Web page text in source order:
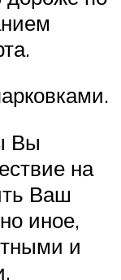
Вы
на
Ваш
иное,
и